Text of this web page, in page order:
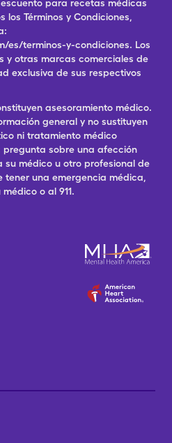
para recetas médicas
Términos y Condiciones,
es/terminos-y-condiciones. Los
y otras marcas comerciales de
exclusiva de sus respectivos
asesoramiento médico.
general y no sustituyen
ni tratamiento médico
pregunta sobre una afección
su médico u otro profesional de
tener una emergencia médica,
o al 911.